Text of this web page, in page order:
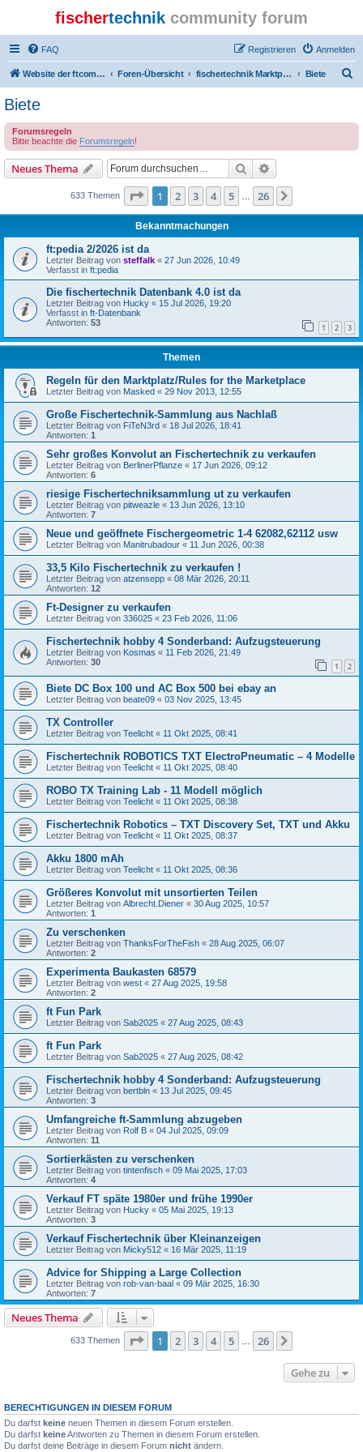
fischertechnik community forum
FAQ Anmelden
Registrieren
Website der ftcommunity Foren-Übersicht fischertechnik Marktplatz/Marketplace Biete
e
Biete
Forumsregeln
Bitte beachte die Forumsregeln!
Neues Thema Suche
633 Themen Seite 1von 26
1 2 3 4 5 26
Bekanntmachungen
ft:pedia 2/2026 ist da
Letzter Beitrag von steffalk « 27 Jun 2026, 10:49
Verfasst in ft:pedia
Die fischertechnik Datenbank 4.0 ist da
Letzter Beitrag von Hucky « 15 Jul 2026, 19:20
Verfasst in ft-Datenbank
Antworten: 53 1 2 3
Themen
Regeln für den Marktplatz/Rules for the Marketplace
Letzter Beitrag von Masked « 29 Nov 2013, 12:55
Große Fischertechnik-Sammlung aus Nachlaß
Letzter Beitrag von FiTeN3rd « 18 Jul 2026, 18:41
Antworten: 1
Sehr großes Konvolut an Fischertechnik zu verkaufen
Letzter Beitrag von BerlinerPflanze « 17 Jun 2026, 09:12
Antworten: 6
riesige Fischertechniksammlung ut zu verkaufen
Letzter Beitrag von pitweazle « 13 Jun 2026, 13:10
Antworten: 7
Neue und geöffnete Fischergeometric 1-4 62082,62112 usw
Letzter Beitrag von Manitrubadour « 11 Jun 2026, 00:38
33,5 Kilo Fischertechnik zu verkaufen !
Letzter Beitrag von atzensepp « 08 Mär 2026, 20:11
Antworten: 12
Ft-Designer zu verkaufen
Letzter Beitrag von 336025 « 23 Feb 2026, 11:06
Fischertechnik hobby 4 Sonderband: Aufzugsteuerung
Letzter Beitrag von Kosmas « 11 Feb 2026, 21:49
Antworten: 30 1 2
Biete DC Box 100 und AC Box 500 bei ebay an
Letzter Beitrag von beate09 « 03 Nov 2025, 13:45
TX Controller
Letzter Beitrag von Teelicht « 11 Okt 2025, 08:41
Fischertechnik ROBOTICS TXT ElectroPneumatic – 4 Modelle
Letzter Beitrag von Teelicht « 11 Okt 2025, 08:40
ROBO TX Training Lab - 11 Modell möglich
Letzter Beitrag von Teelicht « 11 Okt 2025, 08:38
Fischertechnik Robotics – TXT Discovery Set, TXT und Akku
Letzter Beitrag von Teelicht « 11 Okt 2025, 08:37
Akku 1800 mAh
Letzter Beitrag von Teelicht « 11 Okt 2025, 08:36
Größeres Konvolut mit unsortierten Teilen
Letzter Beitrag von Albrecht.Diener « 30 Aug 2025, 10:57
Antworten: 1
Zu verschenken
Letzter Beitrag von ThanksForTheFish « 28 Aug 2025, 06:07
Antworten: 2
Experimenta Baukasten 68579
Letzter Beitrag von west « 27 Aug 2025, 19:58
Antworten: 2
ft Fun Park
Letzter Beitrag von Sab2025 « 27 Aug 2025, 08:43
ft Fun Park
Letzter Beitrag von Sab2025 « 27 Aug 2025, 08:42
Fischertechnik hobby 4 Sonderband: Aufzugsteuerung
Letzter Beitrag von bertbln « 13 Jul 2025, 09:45
Antworten: 3
Umfangreiche ft-Sammlung abzugeben
Letzter Beitrag von Rolf B « 04 Jul 2025, 09:09
Antworten: 11
Sortierkästen zu verschenken
Letzter Beitrag von tintenfisch « 09 Mai 2025, 17:03
Antworten: 4
Verkauf FT späte 1980er und frühe 1990er
Letzter Beitrag von Hucky « 05 Mai 2025, 19:13
Antworten: 3
Verkauf Fischertechnik über Kleinanzeigen
Letzter Beitrag von Micky512 « 16 Mär 2025, 11:19
Advice for Shipping a Large Collection
Letzter Beitrag von rob-van-baal « 09 Mär 2025, 16:30
Antworten: 7
Neues Thema
633 Themen Seite 1von 26
1 2 3 4 5 26
Gehe zu
BERECHTIGUNGEN IN DIESEM FORUM
Du darfst keine neuen Themen in diesem Forum erstellen.
Du darfst keineAntworten zu Themen in diesem Forum erstellen.
Du darfst deine Beiträge in diesem Forum nicht ändern.